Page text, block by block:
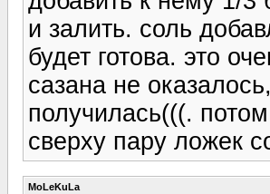
и залить. соль
будет готова. это
сазана не
получилась(((.
сверху пару ложек
MoLeKuLa